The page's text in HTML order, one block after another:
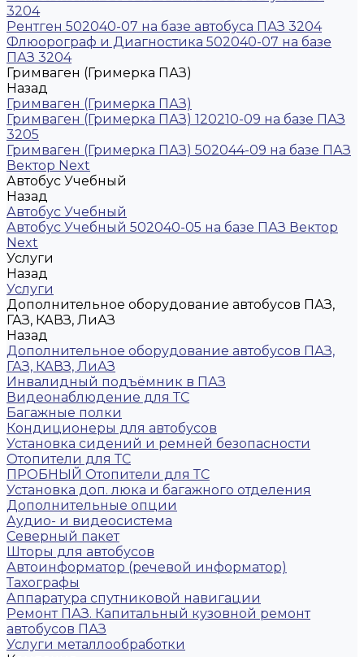
3204
Рентген 502040-07 на базе автобуса ПАЗ 3204
Флюорограф и Диагностика 502040-07 на базе
ПАЗ 3204
Гримваген (Гримерка ПАЗ)
Назад
Гримваген (Гримерка ПАЗ)
Гримваген (Гримерка ПАЗ) 120210-09 на базе ПАЗ
3205
Гримваген (Гримерка ПАЗ) 502044-09 на базе ПАЗ
Вектор Next
Автобус Учебный
Назад
Автобус Учебный
Автобус Учебный 502040-05 на базе ПАЗ Вектор
Next
Услуги
Назад
Услуги
Дополнительное оборудование автобусов ПАЗ,
ГАЗ, КАВЗ, ЛиАЗ
Назад
Дополнительное оборудование автобусов ПАЗ,
ГАЗ, КАВЗ, ЛиАЗ
Инвалидный подъёмник в ПАЗ
Видеонаблюдение для ТС
Багажные полки
Кондиционеры для автобусов
Установка сидений и ремней безопасности
Отопители для ТС
ПРОБНЫЙ Отопители для ТС
Установка доп. люка и багажного отделения
Дополнительные опции
Аудио- и видеосистема
Северный пакет
Шторы для автобусов
Автоинформатор (речевой информатор)
Тахографы
Аппаратура спутниковой навигации
Ремонт ПАЗ. Капитальный кузовной ремонт
автобусов ПАЗ
Услуги металлообработки